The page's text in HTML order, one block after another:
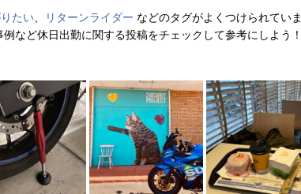
たい、 リターンライダー などのタグがよくつけられていま
など休日出勤に関する投稿をチェックして参考にしよう！